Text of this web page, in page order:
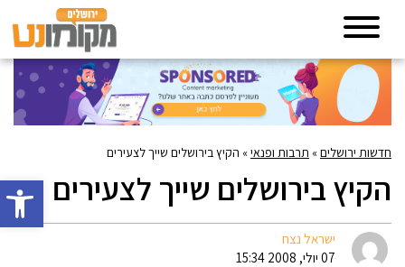
פתח
חדשות ירושלים» תרבות ופנאי» הקיץ בירושלים שייך לצעירים
הקיץ בירושלים שייך לצעירים
ישראל נצח
07 יולי, 2008 15:34